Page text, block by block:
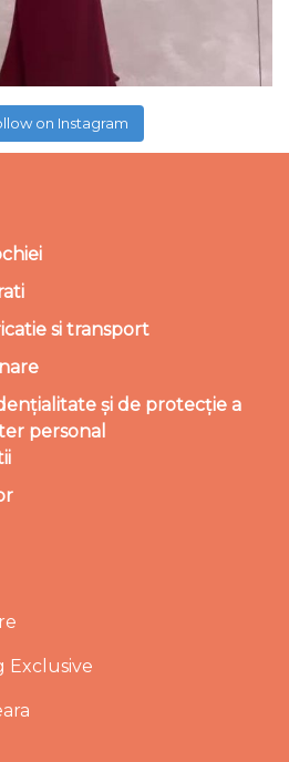
on Instagram
si transport
și de protecție a
personal
Exclusive